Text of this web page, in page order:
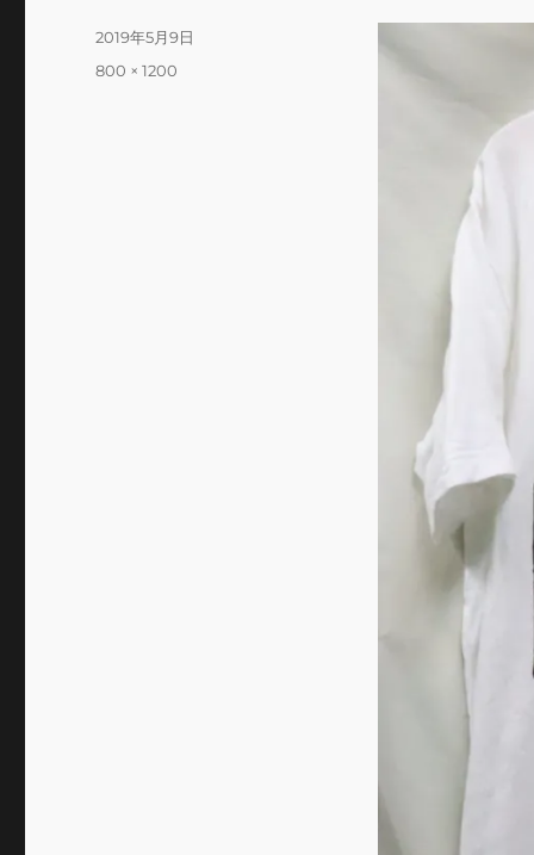
投
2019年5月9日
フ
800 × 1200